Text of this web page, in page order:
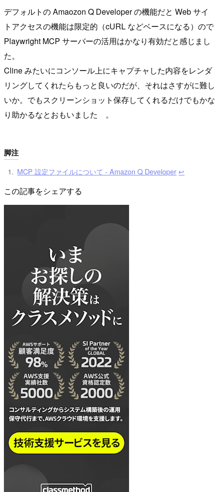
デフォルトの Amaozon Q Developer の機能だと Web サイ
トアクセスの機能は限定的（cURL などベースになる）ので
Playwright MCP サーバーの活用はかなり有効だと感じまし
た。
Cline みたいにコンソール上にキャプチャした内容をレンダ
リングしてくれたらもっと良いのだが、それはさすがに難し
いか。でもスクリーンショット保存してくれるだけでもかな
り助かるなとおもいました 。
脚注
MCP 設定ファイルについて - Amazon Q Developer ↩︎
この記事をシェアする